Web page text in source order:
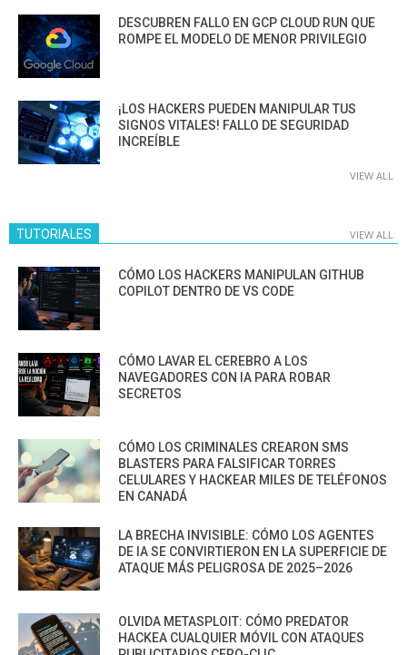
DESCUBREN FALLO EN GCP CLOUD RUN QUE
ROMPE EL MODELO DE MENOR PRIVILEGIO
¡LOS HACKERS PUEDEN MANIPULAR TUS
SIGNOS VITALES! FALLO DE SEGURIDAD
INCREÍBLE
VIEW ALL
TUTORIALES VIEW ALL
CÓMO LOS HACKERS MANIPULAN GITHUB
COPILOT DENTRO DE VS CODE
CÓMO LAVAR EL CEREBRO A LOS
NAVEGADORES CON IA PARA ROBAR
SECRETOS
CÓMO LOS CRIMINALES CREARON SMS
BLASTERS PARA FALSIFICAR TORRES
CELULARES Y HACKEAR MILES DE TELÉFONOS
EN CANADÁ
LA BRECHA INVISIBLE: CÓMO LOS AGENTES
DE IA SE CONVIRTIERON EN LA SUPERFICIE DE
ATAQUE MÁS PELIGROSA DE 2025–2026
OLVIDA METASPLOIT: CÓMO PREDATOR
HACKEA CUALQUIER MÓVIL CON ATAQUES